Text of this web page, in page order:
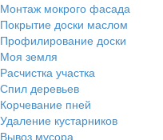
Монтаж мокрого фасада
Покрытие доски маслом
Профилирование доски
Моя земля
Расчистка участка
Спил деревьев
Корчевание пней
Удаление кустарников
Вывоз мусора